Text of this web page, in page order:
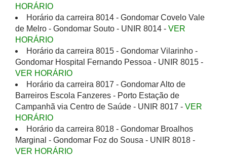
HORÁRIO
Horário da carreira 8014 - Gondomar Covelo Vale
de Melro - Gondomar Souto - UNIR 8014 - VER
HORÁRIO
Horário da carreira 8015 - Gondomar Vilarinho -
Gondomar Hospital Fernando Pessoa - UNIR 8015 -
VER HORÁRIO
Horário da carreira 8017 - Gondomar Alto de
Barreiros Escola Fanzeres - Porto Estação de
Campanhã via Centro de Saúde - UNIR 8017 - VER
HORÁRIO
Horário da carreira 8018 - Gondomar Broalhos
Marginal - Gondomar Foz do Sousa - UNIR 8018 -
VER HORÁRIO